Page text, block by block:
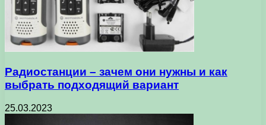
Радиостанции – зачем они нужны и как
выбрать подходящий вариант
25.03.2023